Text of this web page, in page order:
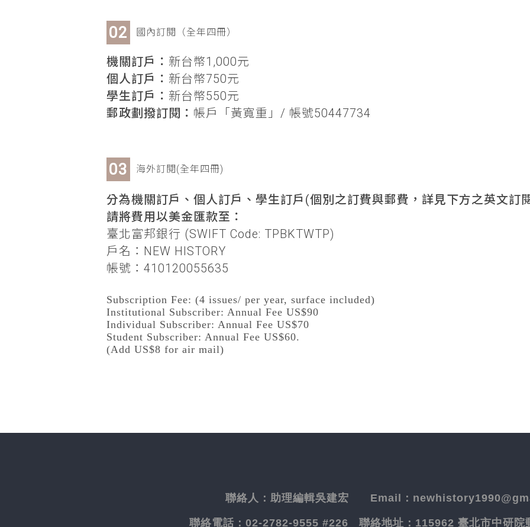
國內訂閱（全年四冊）
機關訂戶： 新台幣1,000元
個人訂戶： 新台幣750元
學生訂戶： 新台幣550元
郵政劃撥訂閱： 帳戶「黃寬重」/ 帳號50447734
海外訂閱(全年四冊)
分為機關訂戶、個人訂戶、學生訂戶(個別之訂費與郵費，詳見下方之英文訂
請將費用以美金匯款至：
臺北富邦銀行 (SWIFT Code: TPBKTWTP)
戶名：NEW HISTORY
帳號：410120055635
Subscription Fee: (4 issues/ per year, surface included)
Institutional Subscriber: Annual Fee US$90
Individual Subscriber: Annual Fee US$70
Student Subscriber: Annual Fee US$60.
(Add US$8 for air mail)
聯絡人： 助理編輯吳建宏 Email：
聯絡電話： 02-2782-9555 #226 聯絡地址： 115962 臺北市中研院